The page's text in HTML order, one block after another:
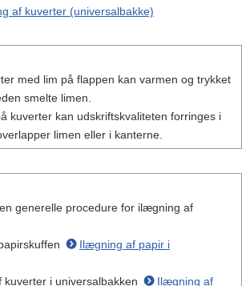
af kuverter (universalbakke)
med lim på flappen kan varmen og trykket
smelte limen.
kuverter kan udskriftskvaliteten forringes i
limen eller i kanterne.
generelle procedure for ilægning af
Ilægning af papir i
i universalbakken
Ilægning af